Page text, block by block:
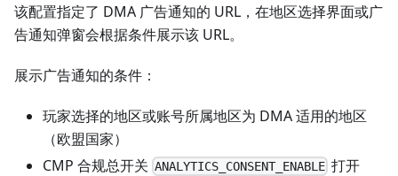
该配置指定了 DMA 广告通知的 URL，在地区选择界面或广
告通知弹窗会根据条件展示该 URL。
展示广告通知的条件：
玩家选择的地区或账号所属地区为 DMA 适用的地区
（欧盟国家）
CMP 合规总开关 ANALYTICS_CONSENT_ENABLE 打开